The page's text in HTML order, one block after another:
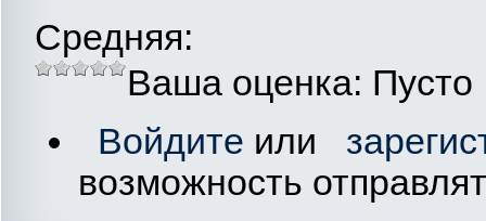
Средняя:
Ваша оценка: Пусто
Войдите или
возможность